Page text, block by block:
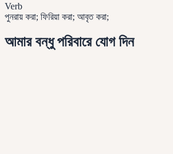
Verb
পুনরায় করা; ফিরিয়া করা; আবৃত করা;
আমার বন্ধু পরিবারে যোগ দিন